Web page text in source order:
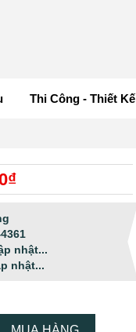
Thi Công - Thiết Kế
nhật...
nhật...